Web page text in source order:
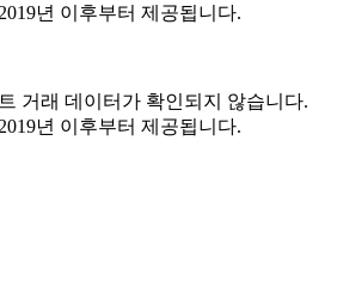
년 이후부터 제공됩니다.
거래 데이터가 확인되지 않습니다.
년 이후부터 제공됩니다.